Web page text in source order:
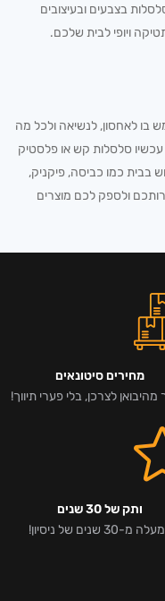
בצבעים ובעיצובים
ויופי לבית שלכם.
לאחסון, לנשיאה ולכל מה
סלסלות קש או פלסטיק
בבית כמו כביסה, פיקניק,
ולספק לכם מוצרים
מחירים סיטונאים
מהיבואן לצרכן, בלי פערי תיווך!
ותק של 30 שנים
מ-30 שנים של ניסיון!